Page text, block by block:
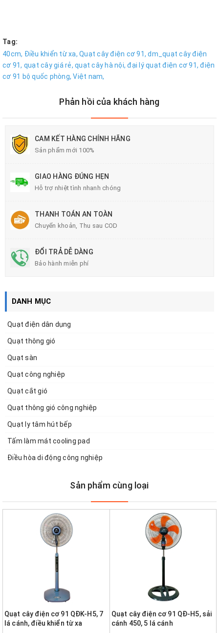
Tag:
40cm, Điều khiển từ xa, Quạt cây điện cơ 91, dm_quạt cây điện
cơ 91, quạt cây giá rẻ, quạt cây hà nội, đại lý quạt điện cơ 91, điện
cơ 91 bộ quốc phòng, Việt nam,
Phản hồi của khách hàng
CAM KẾT HÀNG CHÍNH HÃNG
Sản phẩm mới 100%
GIAO HÀNG ĐÚNG HẸN
Hỗ trợ nhiệt tình nhanh chóng
THANH TOÁN AN TOÀN
Chuyển khoản, Thu sau COD
ĐỔI TRẢ DỄ DÀNG
Bảo hành miễn phí
DANH MỤC
Quạt điện dân dụng
Quạt thông gió
Quạt sàn
Quạt công nghiệp
Quạt cắt gió
Quạt thông gió công nghiệp
Quạt ly tâm hút bếp
Tấm làm mát cooling pad
Điều hòa di động công nghiệp
Sản phẩm cùng loại
Quạt cây điện cơ 91 QĐK-H5, 7
lá cánh, điều khiển từ xa
Quạt cây điện cơ 91 QĐ-H5, sải
cánh 450, 5 lá cánh